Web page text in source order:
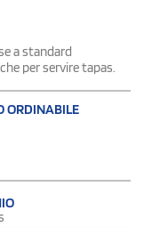
a standard
per servire tapas.
ORDINABILE